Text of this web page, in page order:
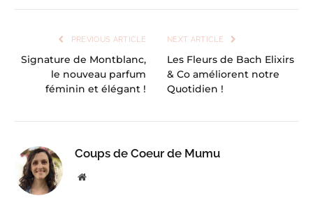
PREVIOUS ARTICLE
Signature de Montblanc,
le nouveau parfum
féminin et élégant !
NEXT ARTICLE
Les Fleurs de Bach Elixirs
& Co améliorent notre
Quotidien !
Coups de Coeur de Mumu
Website